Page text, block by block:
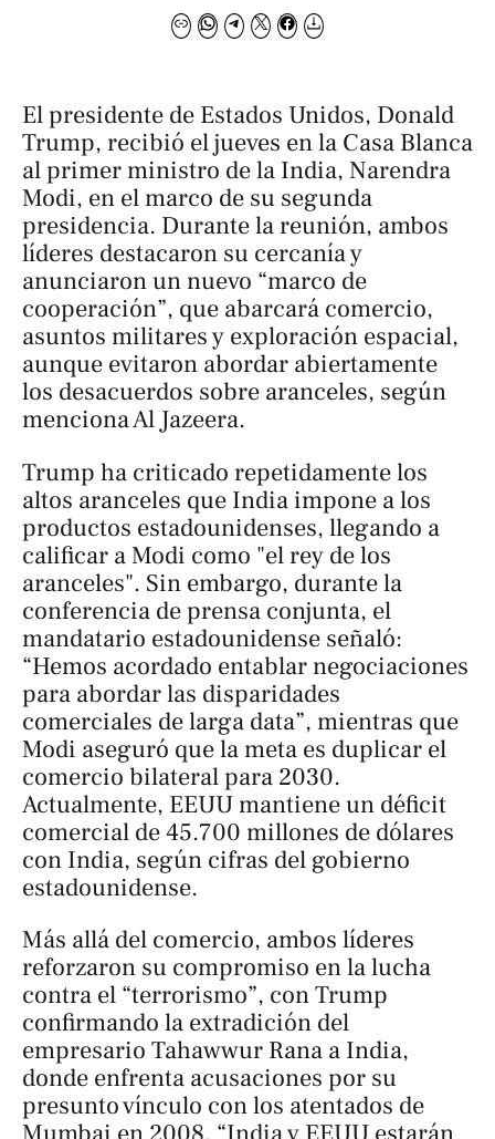
El presidente de Estados Unidos, Donald
Trump, recibió el jueves en la Casa Blanca
al primer ministro de la India, Narendra
Modi, en el marco de su segunda
presidencia. Durante la reunión, ambos
líderes destacaron su cercanía y
anunciaron un nuevo “marco de
cooperación”, que abarcará comercio,
asuntos militares y exploración espacial,
aunque evitaron abordar abiertamente
los desacuerdos sobre aranceles, según
menciona Al Jazeera.
Trump ha criticado repetidamente los
altos aranceles que India impone a los
productos estadounidenses, llegando a
calificar a Modi como "el rey de los
aranceles". Sin embargo, durante la
conferencia de prensa conjunta, el
mandatario estadounidense señaló:
“Hemos acordado entablar negociaciones
para abordar las disparidades
comerciales de larga data”, mientras que
Modi aseguró que la meta es duplicar el
comercio bilateral para 2030.
Actualmente, EEUU mantiene un déficit
comercial de 45.700 millones de dólares
con India, según cifras del gobierno
estadounidense.
Más allá del comercio, ambos líderes
reforzaron su compromiso en la lucha
contra el “terrorismo”, con Trump
confirmando la extradición del
empresario Tahawwur Rana a India,
donde enfrenta acusaciones por su
presunto vínculo con los atentados de